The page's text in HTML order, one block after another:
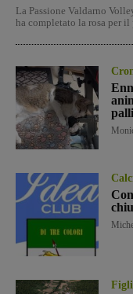
La Passione Valdarno
ha completato la rosa per il